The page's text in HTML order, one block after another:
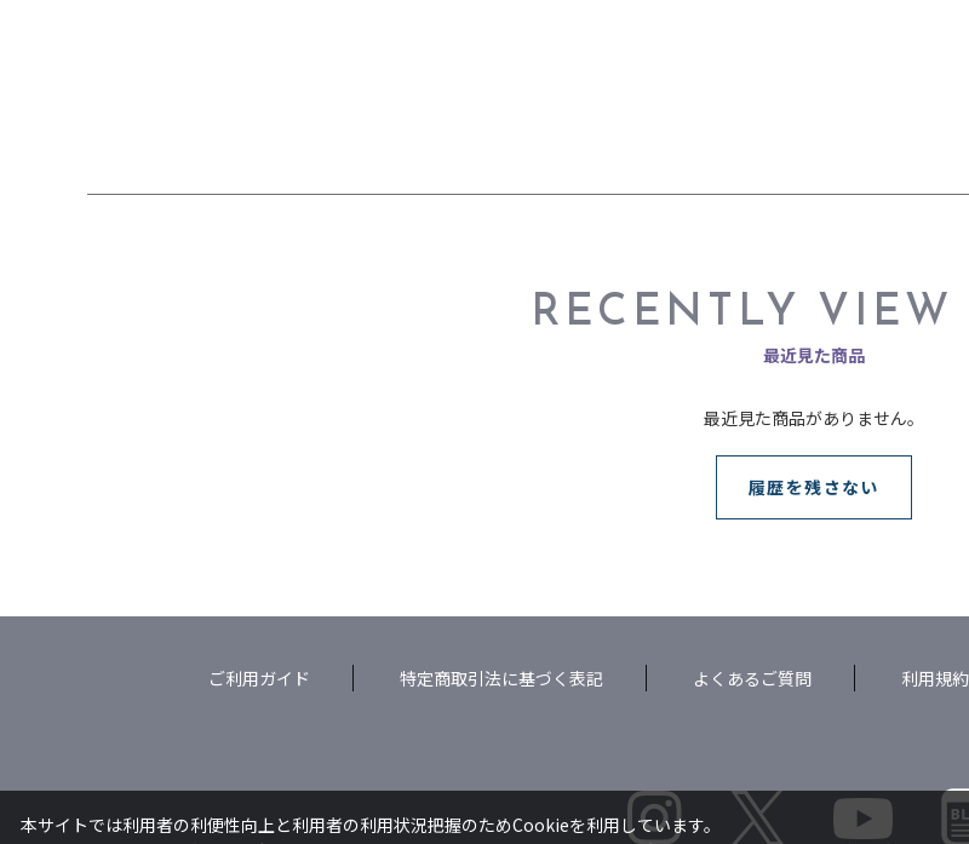
RECENTLY VIEW
最近見た商品
最近見た商品がありません。
履歴を残さない
ご利用ガイド 特定商取引法に基づく表記 よくあるご質問 利用規約
本サイトでは利用者の利便性向上と利用者の利用状況把握のためCookieを利用しています。